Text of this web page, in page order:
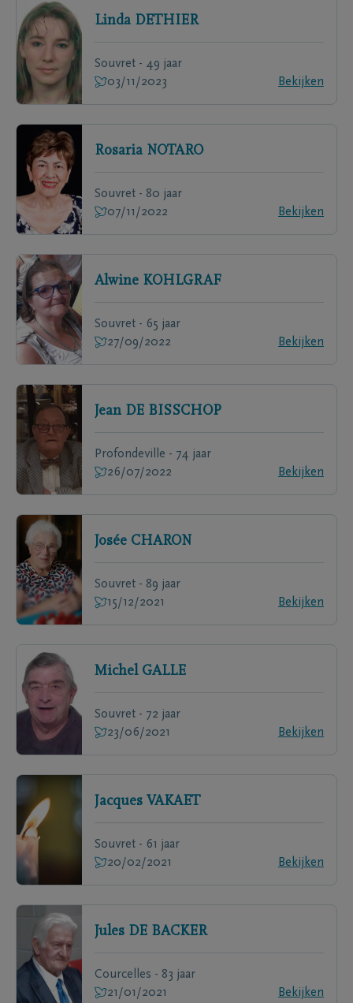
Linda DETHIER
Souvret - 49 jaar
03/11/2023
Bekijken
Rosaria NOTARO
Souvret - 80 jaar
07/11/2022
Bekijken
Alwine KOHLGRAF
Souvret - 65 jaar
27/09/2022
Bekijken
Jean DE BISSCHOP
Profondeville - 74 jaar
26/07/2022
Bekijken
Josée CHARON
Souvret - 89 jaar
15/12/2021
Bekijken
Michel GALLE
Souvret - 72 jaar
23/06/2021
Bekijken
Jacques VAKAET
Souvret - 61 jaar
20/02/2021
Bekijken
Jules DE BACKER
Courcelles - 83 jaar
21/01/2021
Bekijken